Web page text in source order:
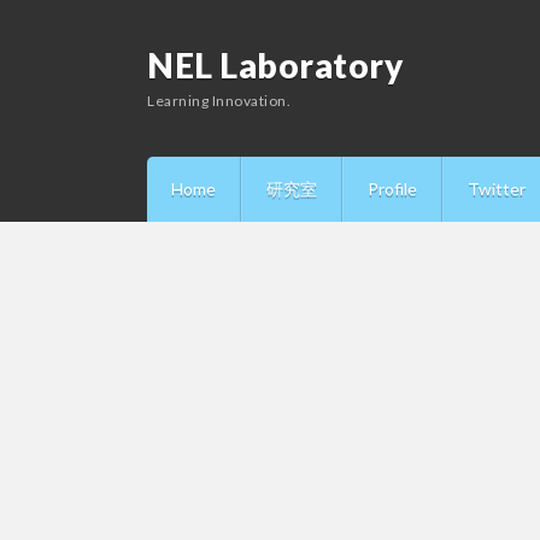
NEL Laboratory
Learning Innovation.
Home 研究室 Profile Twitter